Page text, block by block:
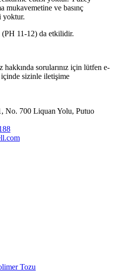
mukavemetine ve basınç
yoktur.
11-12) da etkilidir.
sorularınız için lütfen e-
içinde sizinle iletişime
No. 700 Liquan Yolu, Putuo
Tozu